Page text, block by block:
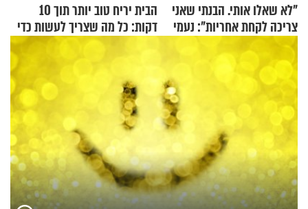
"לא שאלו אותי. הבנתי שאני
צריכה לקחת אחריות": נעמי
בנט בריאיון אישי
הבית יריח טוב יותר תוך 10
דקות: כל מה שצריך לעשות כדי
לרענן את הבית